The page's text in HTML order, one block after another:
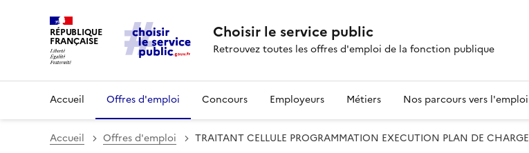
RÉPUBLIQUE
FRANÇAISE Choisir le service public
Retrouvez toutes les offres d'emploi de la fonction publique
Accueil Offres d'emploi Concours Employeurs Métiers Nos parcours vers l'emploi
Accueil Offres d'emploi TRAITANT CELLULE PROGRAMMATION EXECUTION PLAN DE CHARGE